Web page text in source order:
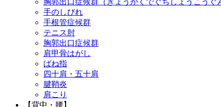
胸郭出口症候群（きょうかくでぐちしょうこうぐ
手のしびれ
手根管症候群
テニス肘
胸郭出口症候群
肩甲骨はがし
ばね指
四十肩・五十肩
腱鞘炎
肩こり
【背中・腰】